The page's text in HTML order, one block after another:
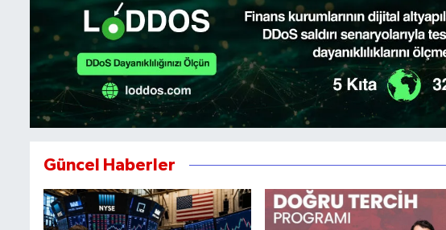
Güncel Haberler